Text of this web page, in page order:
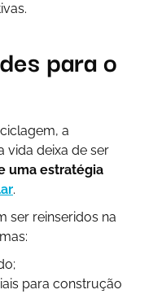
para o
a
vida deixa de ser
uma estratégia
.
ser reinseridos na
para construção